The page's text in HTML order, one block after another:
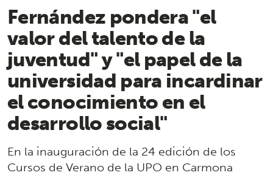
Fernández pondera "el
valor del talento de la
juventud" y "el papel de la
universidad para incardinar
el conocimiento en el
desarrollo social"
En la inauguración de la 24 edición de los
Cursos de Verano de la UPO en Carmona